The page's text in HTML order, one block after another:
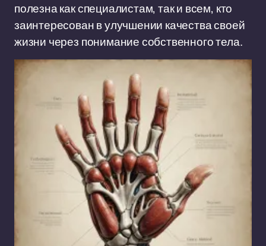
полезна как специалистам, так и всем, кто
заинтересован в улучшении качества своей
жизни через понимание собственного тела.